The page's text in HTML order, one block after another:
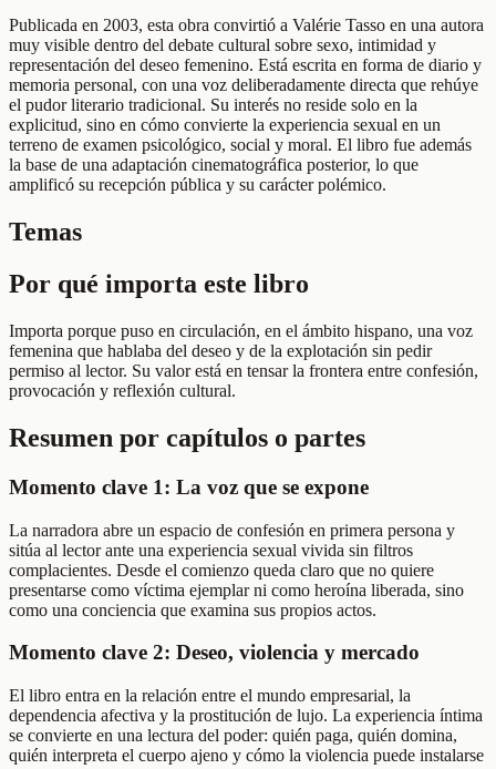
Publicada en 2003, esta obra convirtió a Valérie Tasso en una autora
muy visible dentro del debate cultural sobre sexo, intimidad y
representación del deseo femenino. Está escrita en forma de diario y
memoria personal, con una voz deliberadamente directa que rehúye
el pudor literario tradicional. Su interés no reside solo en la
explicitud, sino en cómo convierte la experiencia sexual en un
terreno de examen psicológico, social y moral. El libro fue además
la base de una adaptación cinematográfica posterior, lo que
amplificó su recepción pública y su carácter polémico.
Temas
Por qué importa este libro
Importa porque puso en circulación, en el ámbito hispano, una voz
femenina que hablaba del deseo y de la explotación sin pedir
permiso al lector. Su valor está en tensar la frontera entre confesión,
provocación y reflexión cultural.
Resumen por capítulos o partes
Momento clave 1: La voz que se expone
La narradora abre un espacio de confesión en primera persona y
sitúa al lector ante una experiencia sexual vivida sin filtros
complacientes. Desde el comienzo queda claro que no quiere
presentarse como víctima ejemplar ni como heroína liberada, sino
como una conciencia que examina sus propios actos.
Momento clave 2: Deseo, violencia y mercado
El libro entra en la relación entre el mundo empresarial, la
dependencia afectiva y la prostitución de lujo. La experiencia íntima
se convierte en una lectura del poder: quién paga, quién domina,
quién interpreta el cuerpo ajeno y cómo la violencia puede instalarse